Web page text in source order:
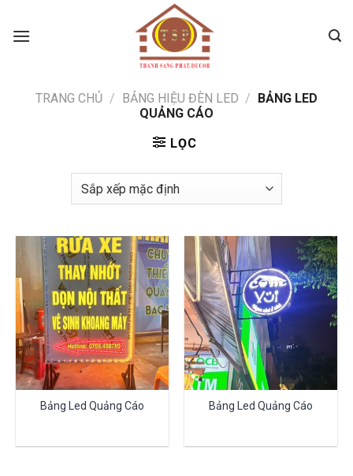
TRANG CHỦ / BẢNG HIỆU ĐÈN LED / BẢNG LED
QUẢNG CÁO
LỌC
Bảng Led Quảng Cáo Bảng Led Quảng Cáo